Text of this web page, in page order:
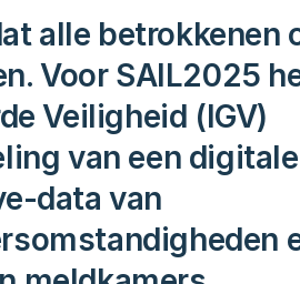
alle betrokkenen
Voor SAIL2025
Veiligheid (IGV)
van een digitale
data van